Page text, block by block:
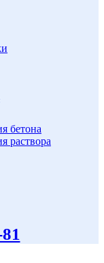
бетона
раствора